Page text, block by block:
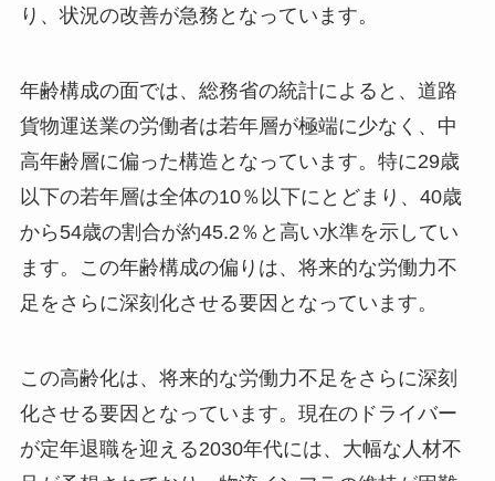
り、状況の改善が急務となっています。
年齢構成の面では、総務省の統計によると、道路
貨物運送業の労働者は若年層が極端に少なく、中
高年齢層に偏った構造となっています。特に29歳
以下の若年層は全体の10％以下にとどまり、40歳
から54歳の割合が約45.2％と高い水準を示してい
ます。この年齢構成の偏りは、将来的な労働力不
足をさらに深刻化させる要因となっています。
この高齢化は、将来的な労働力不足をさらに深刻
化させる要因となっています。現在のドライバー
が定年退職を迎える2030年代には、大幅な人材不